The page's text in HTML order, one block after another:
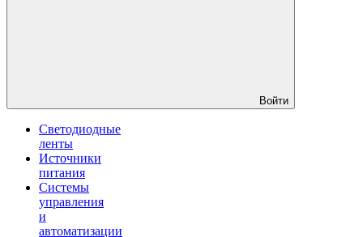
Войти
Светодиодные
ленты
Источники
питания
Системы
управления
и
автоматизации